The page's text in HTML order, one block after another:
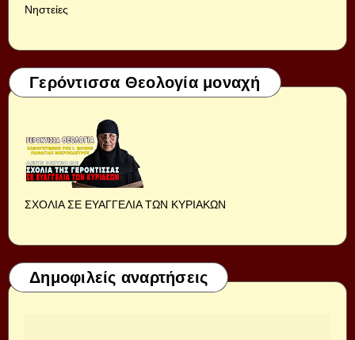
Νηστείες
Γερόντισσα Θεολογία μοναχή
ΣΧΟΛΙΑ ΣΕ ΕΥΑΓΓΕΛΙΑ ΤΩΝ ΚΥΡΙΑΚΩΝ
Δημοφιλείς αναρτήσεις